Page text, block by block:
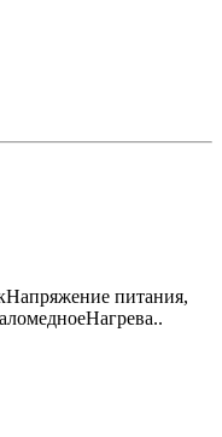
питания,